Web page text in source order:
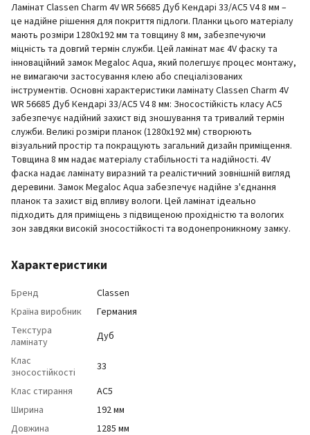
Ламінат Classen Charm 4V WR 56685 Дуб Кендарі 33/AC5 V4 8 мм –
це надійне рішення для покриття підлоги. Планки цього матеріалу
мають розміри 1280x192 мм та товщину 8 мм, забезпечуючи
міцність та довгий термін служби. Цей ламінат має 4V фаску та
інноваційний замок Megaloc Aqua, який полегшує процес монтажу,
не вимагаючи застосування клею або спеціалізованих
інструментів. Основні характеристики ламінату Classen Charm 4V
WR 56685 Дуб Кендарі 33/AC5 V4 8 мм: Зносостійкість класу AC5
забезпечує надійний захист від зношування та тривалий термін
служби. Великі розміри планок (1280x192 мм) створюють
візуальний простір та покращують загальний дизайн приміщення.
Товщина 8 мм надає матеріалу стабільності та надійності. 4V
фаска надає ламінату виразний та реалістичний зовнішній вигляд
деревини. Замок Megaloc Aqua забезпечує надійне з'єднання
планок та захист від впливу вологи. Цей ламінат ідеально
підходить для приміщень з підвищеною прохідністю та вологих
зон завдяки високій зносостійкості та водонепроникному замку.
Характеристики
Бренд
Classen
Країна виробник
Германия
Текстура
ламінату
Дуб
Клас
зносостійкості
33
Клас стирання
АС5
Ширина
192 мм
Довжина
1285 мм